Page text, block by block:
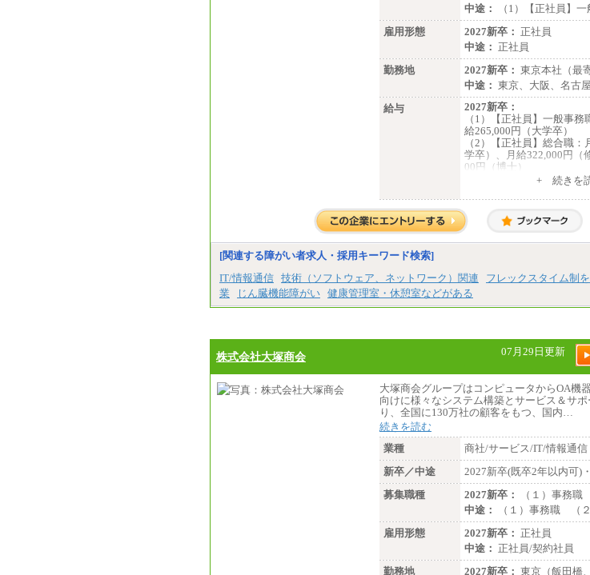
中途：
（1）【正社員】一
雇用形態
2027新卒： 正社員
中途： 正社員
勤務地
2027新卒： 東京本社（最
中途： 東京、大阪、名古屋
給与
2027新卒：
（1）【正社員】一般事務
給265,000円（大学卒）
（2）【正社員】総合職：
学卒）、月給322,000円（
00円（博士）
※見習期間（試用期間、3
更はございません。
※一般事務職種（CS職）
学卒の金額を最低額とし、
下記は新卒採用の給与です
合、下記を再下限としてご
となります。
（2）【正社員】総合職：
※試用期間も同額
+ 続きを
[関連する障がい者求人・採用キーワード検索]
IT/情報通信 技術（ソフトウェア、ネットワーク）関連
フレックスタイム制
業
じん臓機能障がい 健康管理室・休憩室などがある
株式会社大塚商会 07月29日更新
大塚商会グループはコンピュータからOA機
向けに様々なシステム構築とサービス＆サ
り、全国に130万社の顧客をもつ、国内…
続きを読む
業種
商社/サービス/IT/情報通信
新卒／中途
2027新卒(既卒2年以内可)
募集職種
2027新卒：
（１）事務
中途：
（１）事務職 （
雇用形態
2027新卒： 正社員
中途： 正社員/契約社員
勤務地
2027新卒： 東京（飯田橋